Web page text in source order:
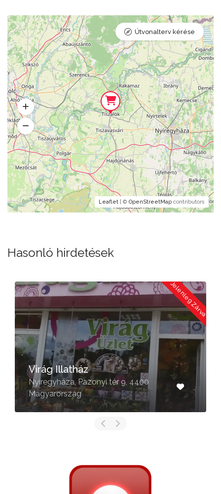
Leaflet | © OpenStreetMap contributors
Útvonalterv kérése
Hasonló hirdetések
Jelenleg Zárva
Virág Illatház
Nyíregyháza, Pazonyi tér 9, 4400
Magyarország